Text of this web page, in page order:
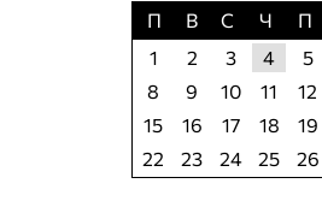
П
В С Ч П
1
2 3 4 5
8
9 10 11 12
15
16 17 18 19
22
23 24 25 26